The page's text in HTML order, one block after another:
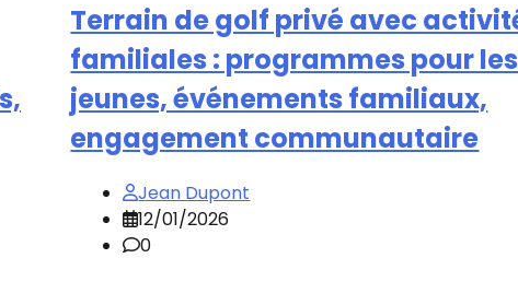
Terrain de golf privé avec
familiales : programmes pour les
jeunes, événements familiaux,
engagement communautaire
Jean Dupont
12/01/2026
0